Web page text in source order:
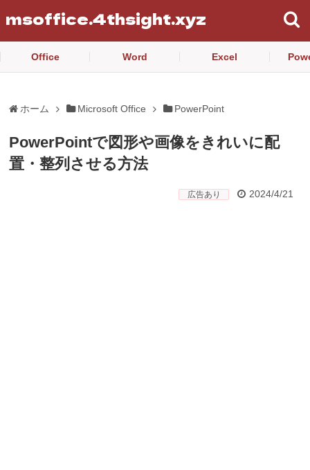
msoffice.4thsight.xyz
Office Word Excel
ホーム Microsoft Office PowerPoint
PowerPointで図形や画像をきれいに配
置・整列させる方法
広告あり 2024/4/21